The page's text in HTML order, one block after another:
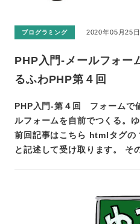
プログラミング 2020年05月25
PHP入門-メールフォー
るふわPHP第４回
PHP入門-第４回 フォームで
ルフォームを自前でつくる。
前回記事はこちら htmlタグ
と記述して受け取ります。